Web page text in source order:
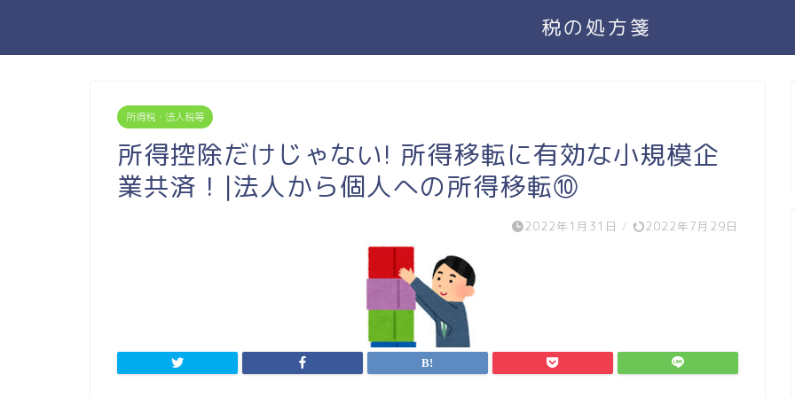
税の処方箋
所得税・法人税等
所得控除だけじゃない! 所得移転に有効な小規模企
業共済！|法人から個人への所得移転⑩
2022年1月31日 / 2022年7月29日